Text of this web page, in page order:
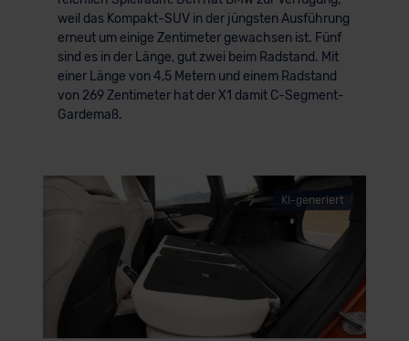
der EU erfolgt, erfolgt dies ausschließlich auf der
Grundlage eines Angemessenheitsbeschlusses der EU-
Kommission (Art. 45 Abs. 1 DSGVO), von
Standarddatenschutzklauseln (Art. 46 Abs. 2 lit. c
DSGVO) oder wenn Sie hierzu Ihre Einwilligung freiwillig
unserem Datenschutzbeauftragten unter
datenschutz@meinauto.de anfordern.
Datenschutzerklärung | Impressum
weil das Kompakt-SUV in der jüngsten Ausführung
erneut um einige Zentimeter gewachsen ist. Fünf
sind es in der Länge, gut zwei beim Radstand. Mit
einer Länge von 4,5 Metern und einem Radstand
von 269 Zentimeter hat der X1 damit C-Segment-
Gardemaß.
KI-generiert